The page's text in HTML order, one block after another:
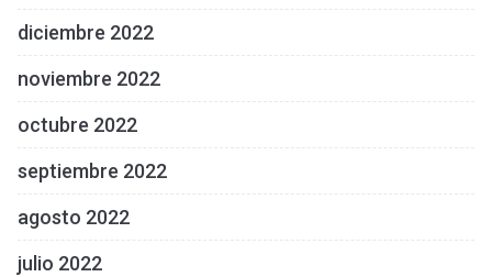
diciembre 2022
noviembre 2022
octubre 2022
septiembre 2022
agosto 2022
julio 2022